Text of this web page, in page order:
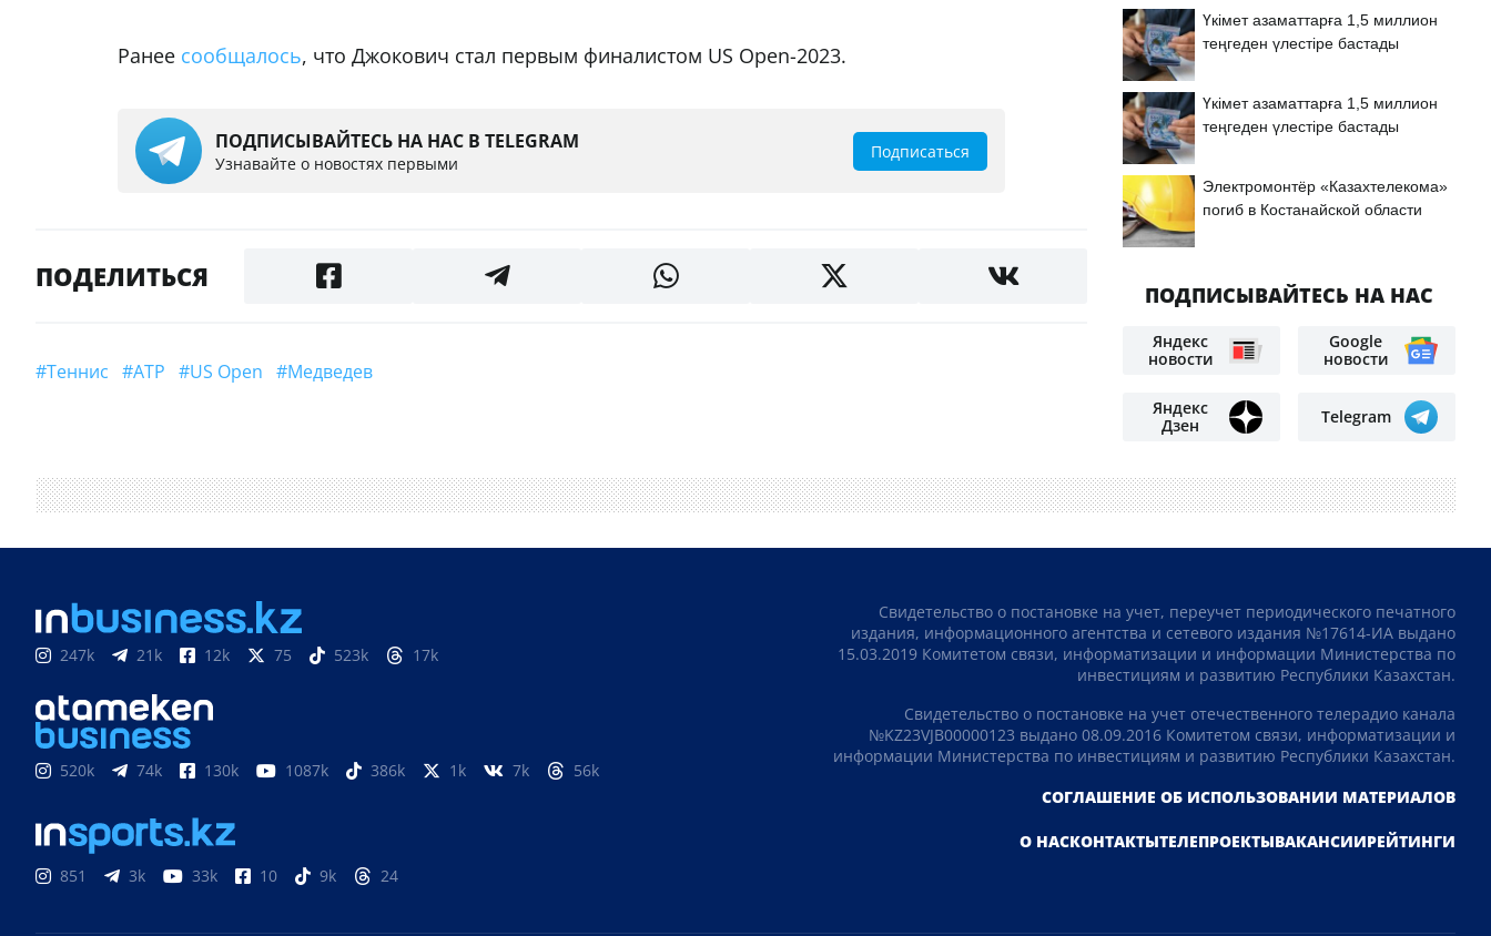
Ранее сообщалось, что Джокович стал первым финалистом US Open-2023.
ПОДПИСЫВАЙТЕСЬ НА НАС В TELEGRAM
Узнавайте о новостях первыми
Подписаться
ПОДЕЛИТЬСЯ
#теннис #ATP #US Open #Медведев
Үкімет азаматтарға 1,5 миллион
теңгеден үлестіре бастады
Үкімет азаматтарға 1,5 миллион
теңгеден үлестіре бастады
Электромонтёр «Казахтелекома»
погиб в Костанайской области
ПОДПИСЫВАЙТЕСЬ НА НАС
Яндекс
новости
Google
новости
Яндекс
Дзен
Telegram
247k 21k 12k 75 523k 17k
520k 74k 130k 1087k 386k 1k 7k 56k
851 3k 33k 10 9k 24
Свидетельство о постановке на учет, переучет периодического печатного
издания, информационного агентства и сетевого издания №17614-ИА выдано
15.03.2019 Комитетом связи, информатизации и информации Министерства по
инвестициям и развитию Республики Казахстан.
Свидетельство о постановке на учет отечественного телерадио канала
№KZ23VJB00000123 выдано 08.09.2016 Комитетом связи, информатизации и
информации Министерства по инвестициям и развитию Республики Казахстан.
СОГЛАШЕНИЕ ОБ ИСПОЛЬЗОВАНИИ МАТЕРИАЛОВ
О НАСКОНТАКТЫТЕЛЕПРОЕКТЫВАКАНСИИРЕЙТИНГИ